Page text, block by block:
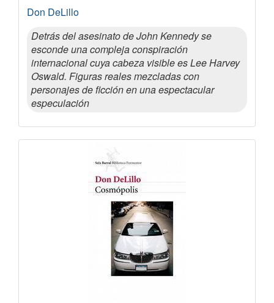
Don DeLillo
Detrás del asesinato de John Kennedy se
esconde una compleja conspiración
internacional cuya cabeza visible es Lee Harvey
Oswald. Figuras reales mezcladas con
personajes de ficción en una espectacular
especulación